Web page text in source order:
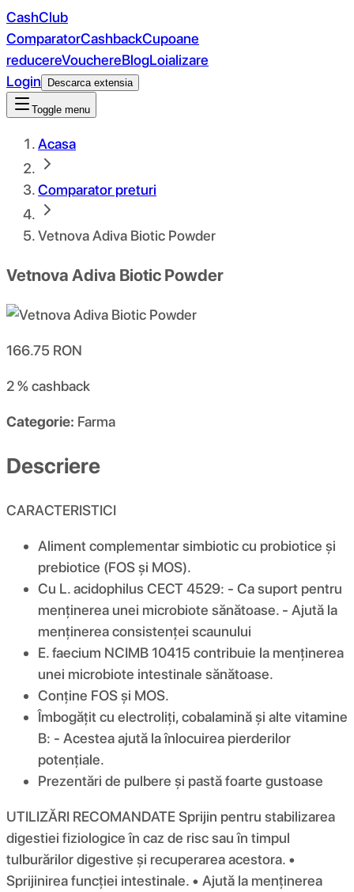
CashClub
ComparatorCashbackCupoane
reducereVouchereBlogLoializare
Login
Descarca extensia
Toggle menu
Acasa
Comparator preturi
Vetnova Adiva Biotic Powder
Vetnova Adiva Biotic Powder
166.75 RON
2 %cashback
Categorie: Farma
Descriere
CARACTERISTICI
Aliment complementar simbiotic cu probiotice și
prebiotice (FOS și MOS).
Cu L. acidophilus CECT 4529: - Ca suport pentru
menținerea unei microbiote sănătoase. - Ajută la
menținerea consistenței scaunului
E. faecium NCIMB 10415 contribuie la menținerea
unei microbiote intestinale sănătoase.
Conține FOS și MOS.
Îmbogățit cu electroliți, cobalamină și alte vitamine
B: - Acestea ajută la înlocuirea pierderilor
potențiale.
Prezentări de pulbere și pastă foarte gustoase
UTILIZĂRI RECOMANDATE Sprijin pentru stabilizarea
digestiei fiziologice în caz de risc sau în timpul
tulburărilor digestive și recuperarea acestora. •
Sprijinirea funcției intestinale. • Ajută la menținerea